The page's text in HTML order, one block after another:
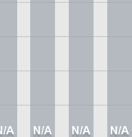
A N/A N/A N/A